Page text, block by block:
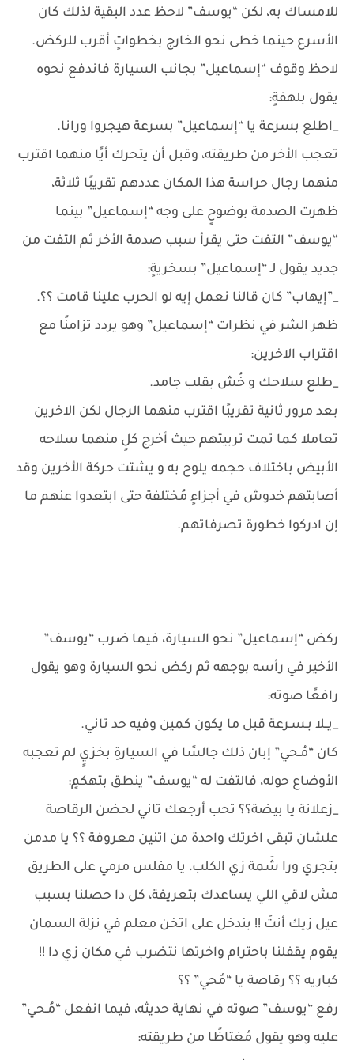
للامساك به، لكن “يوسف” لاحظ عدد البقية لذلك كان
الأسرع حينما خطىٰ نحو الخارج بخطواتٍ أقرب للركض.
لاحظ وقوف “إسماعيل” بجانب السيارة فاندفع نحوه
يقول بلهفةٍ:
_اطلع بسرعة يا “إسماعيل” بسرعة هيجروا ورانا.
تعجب الأخر من طريقته، وقبل أن يتحرك أيًا منهما اقترب
منهما رجال حراسة هذا المكان عددهم تقريبًا ثلاثة،
ظهرت الصدمة بوضوحٍ على وجه “إسماعيل” بينما
“يوسف” التفت حتى يقرأ سبب صدمة الأخر ثم التفت من
جديد يقول لـ “إسماعيل” بسخريةٍ:
_”إيهاب” كان قالنا نعمل إيه لو الحرب علينا قامت ؟؟.
ظهر الشر في نظرات “إسماعيل” وهو يردد تزامنًا مع
اقتراب الاخرين:
_طلع سلاحك و خُش بقلب جامد.
بعد مرور ثانية تقريبًا اقترب منهما الرجال لكن الاخرين
تعاملا كما تمت تربيتهم حيث أخرج كلٍ منهما سلاحه
الأبيض باختلاف حجمه يلوح به و يشتت حركة الأخرين وقد
أصابتهم خدوش في أجزاءٍ مُختلفة حتى ابتعدوا عنهم ما
إن ادركوا خطورة تصرفاتهم.
ركض “إسماعيل” نحو السيارة، فيما ضرب “يوسف”
الأخير في رأسه بوجهه ثم ركض نحو السيارة وهو يقول
رافعًا صوته:
_يــلا بـسـرعة قبل ما يكون كمين وفيه حد تاني.
كان “مُـحي” إبان ذلك جالسًا في السيارةِ بخزيٍ لم تعجبه
الأوضاع حوله، فالتفت له “يوسف” ينطق بتهكمٍ:
_زعلانة يا بيضة؟؟ تحب أرجعك تاني لحضن الرقاصة
علشان تبقى اخرتك واحدة من اتنين معروفة ؟؟ يا مدمن
بتجري ورا شَمة زي الكلب، يا مفلس مرمي على الطريق
مش لاقي اللي يساعدك بتعريفة، كل دا حصلنا بسبب
عيل زيك أنتَ !! بندخل على اتخن معلم في نزلة السمان
يقوم يقفلنا باحترام واخرتها نتضرب في مكان زي دا !!
كباريه ؟؟ رقاصة يا “مُحي” ؟؟
رفع “يوسف” صوته في نهاية حديثه، فيما انفعل “مُـحي”
عليه وهو يقول مُغتاظًا من طريقته: